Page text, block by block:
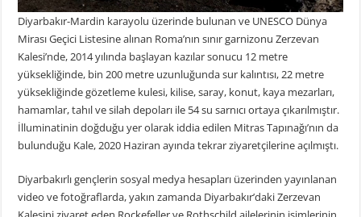
Diyarbakır-Mardin karayolu üzerinde bulunan ve UNESCO Dünya
Mirası Geçici Listesine alınan Roma’nın sınır garnizonu Zerzevan
Kalesi’nde, 2014 yılında başlayan kazılar sonucu 12 metre
yüksekliğinde, bin 200 metre uzunluğunda sur kalıntısı, 22 metre
yüksekliğinde gözetleme kulesi, kilise, saray, konut, kaya mezarları,
hamamlar, tahıl ve silah depoları ile 54 su sarnıcı ortaya çıkarılmıştır.
İlluminatinin doğduğu yer olarak iddia edilen Mitras Tapınağı’nın da
bulunduğu Kale, 2020 Haziran ayında tekrar ziyaretçilerine açılmıştı.
Diyarbakırlı gençlerin sosyal medya hesapları üzerinden yayınlanan
video ve fotoğraflarda, yakın zamanda Diyarbakır’daki Zerzevan